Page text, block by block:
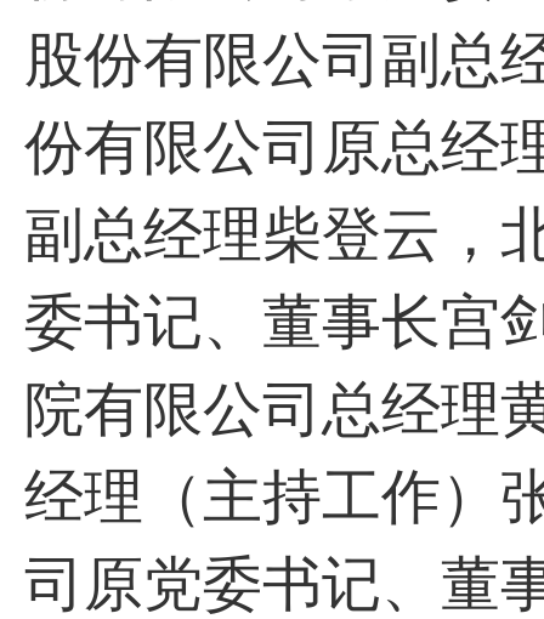
股份有限公司副总
份有限公司原总经
副总经理柴登云，
委书记、董事长宫
院有限公司总经理
经理（主持工作）
司原党委书记、董